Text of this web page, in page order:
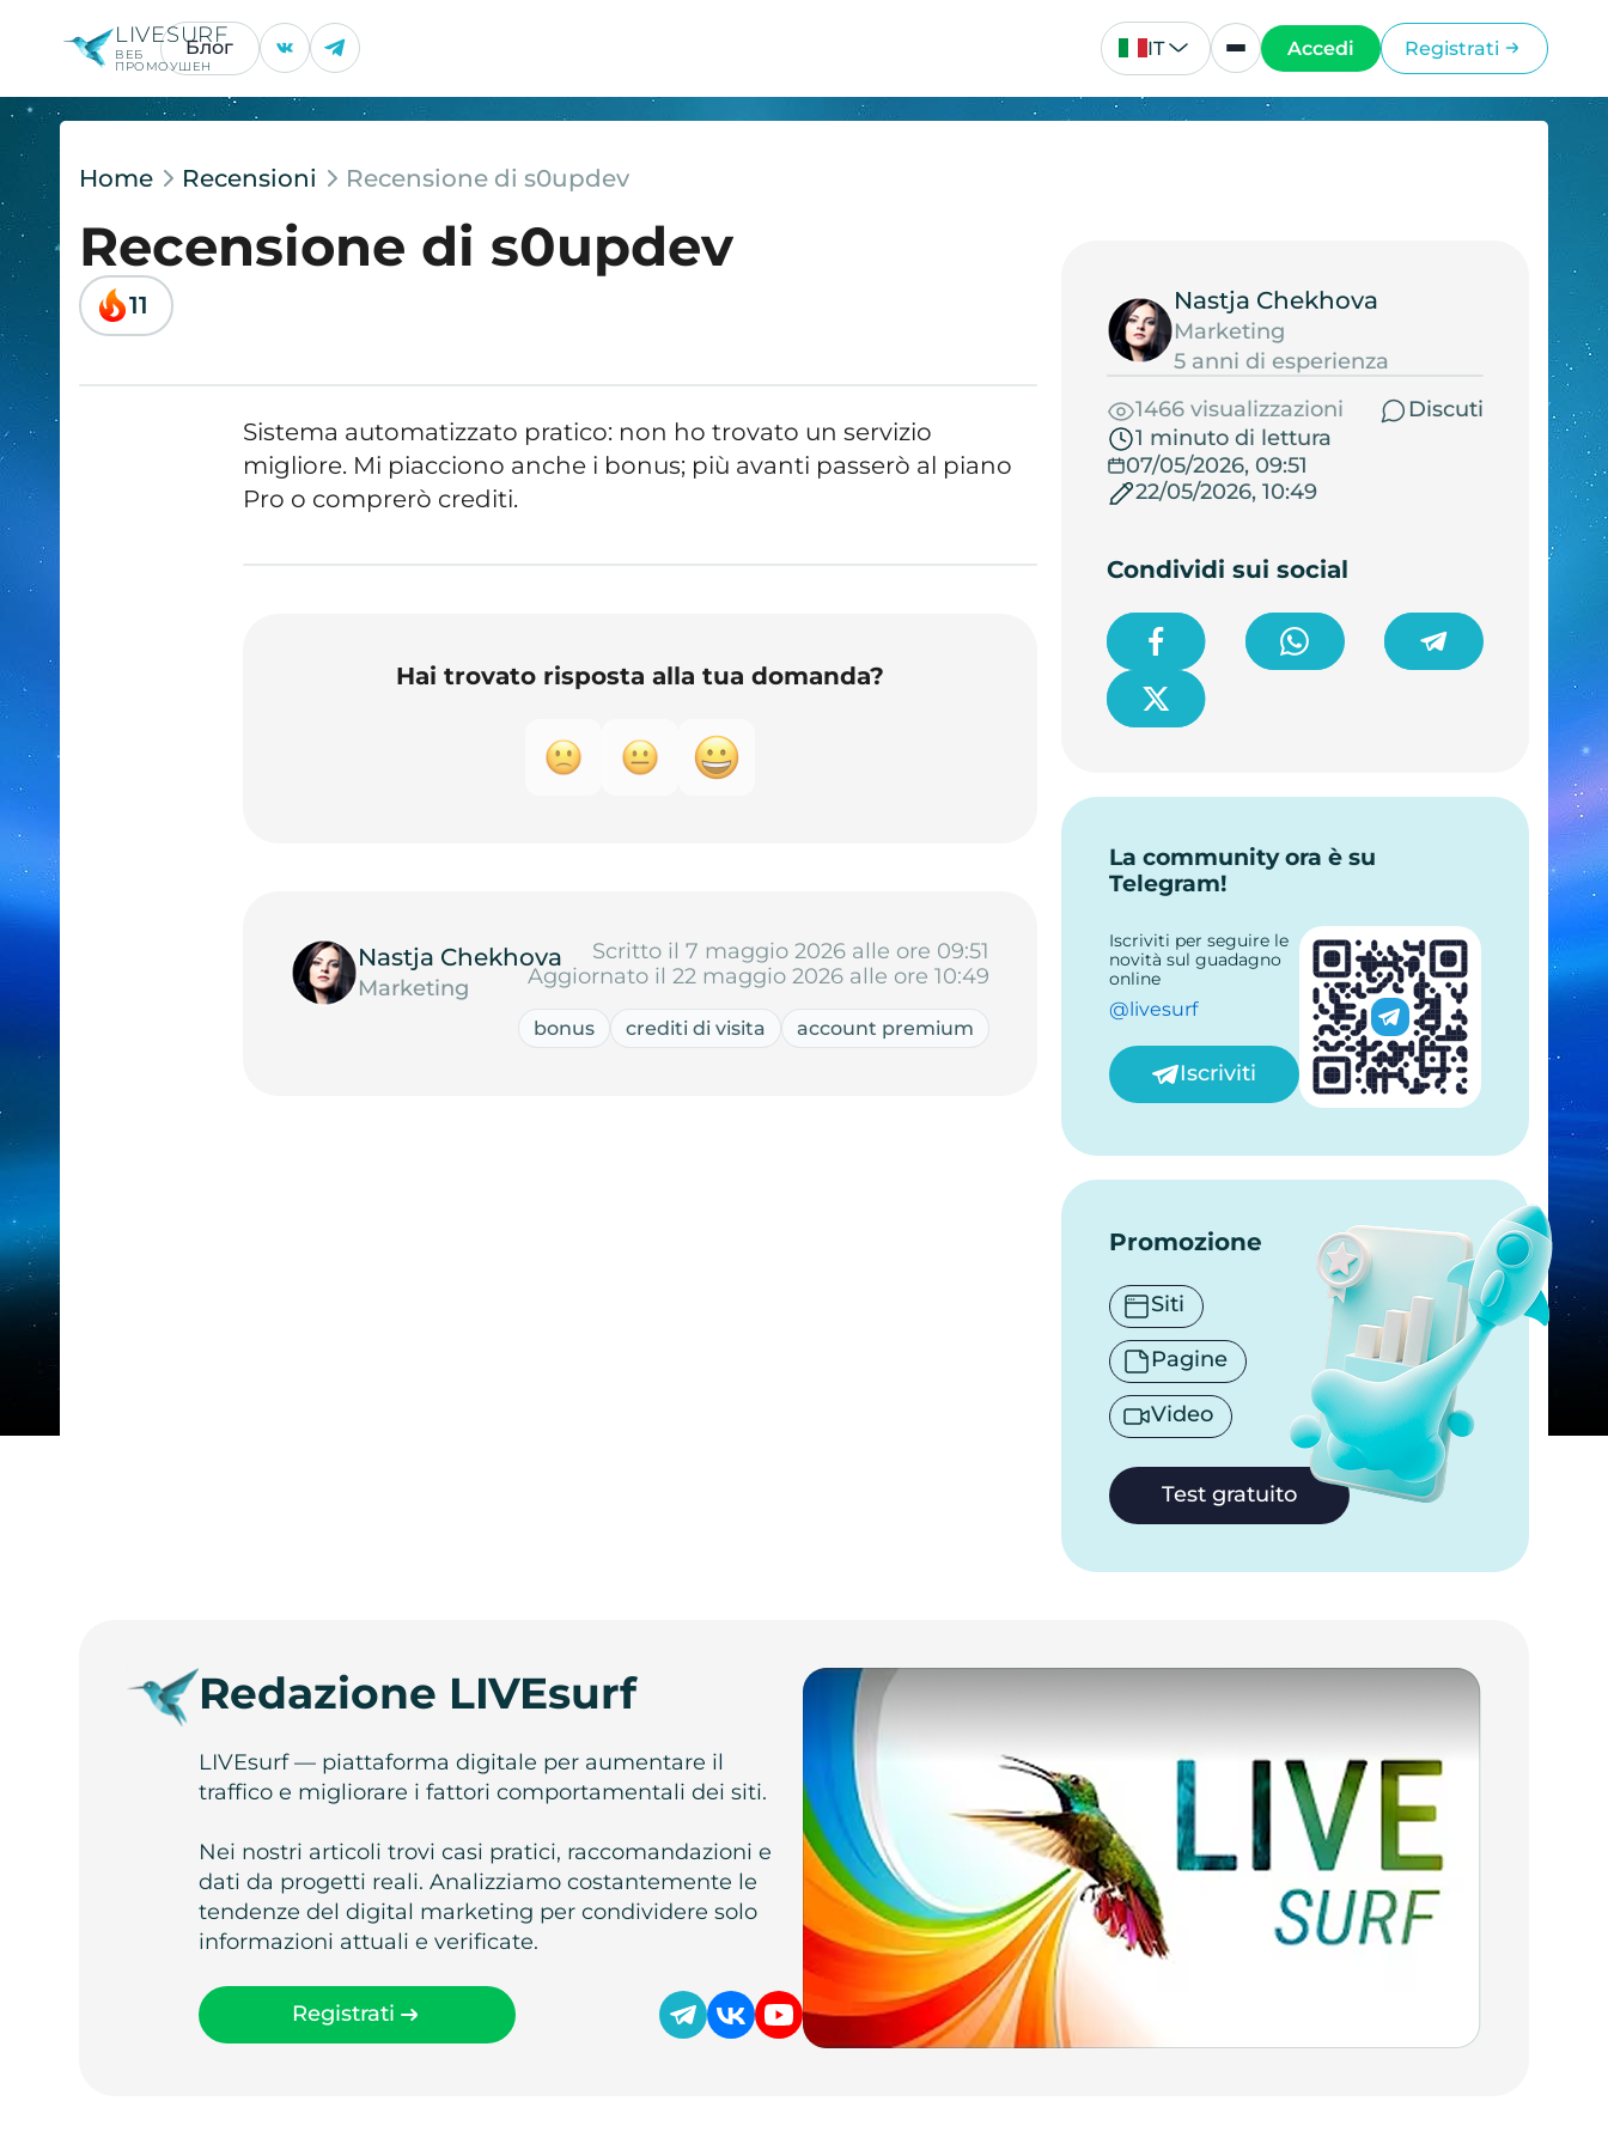
LIVESURF
ВЕБ
ПРОМОУШЕН
Блог IT Accedi Registrati
Home Recensioni Recensione di s0updev
Recensione di s0updev
11
Sistema automatizzato pratico: non ho trovato un servizio
migliore. Mi piacciono anche i bonus; più avanti passerò al piano
Pro o comprerò crediti.
Hai trovato risposta alla tua domanda?
Nastja Chekhova
Marketing
Scritto il 7 maggio 2026 alle ore 09:51
Aggiornato il 22 maggio 2026 alle ore 10:49
bonus crediti di visita account premium
Nastja Chekhova
Marketing
5 anni di esperienza
1466 visualizzazioni
Discuti
1 minuto di lettura
07/05/2026, 09:51
22/05/2026, 10:49
Condividi sui social
La community ora è su
Telegram!
Iscriviti per seguire le
novità sul guadagno
online
@livesurf
Iscriviti
Promozione
Siti
Pagine
Video
Test gratuito
Redazione LIVEsurf
LIVEsurf — piattaforma digitale per aumentare il
traffico e migliorare i fattori comportamentali dei siti.
Nei nostri articoli trovi casi pratici, raccomandazioni e
dati da progetti reali. Analizziamo costantemente le
tendenze del digital marketing per condividere solo
informazioni attuali e verificate.
Registrati